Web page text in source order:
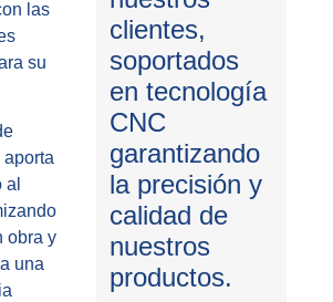
clientes,
soportados
en tecnología
CNC
garantizando
la precisión y
calidad de
nuestros
productos.
las
su
aporta
obra y
una